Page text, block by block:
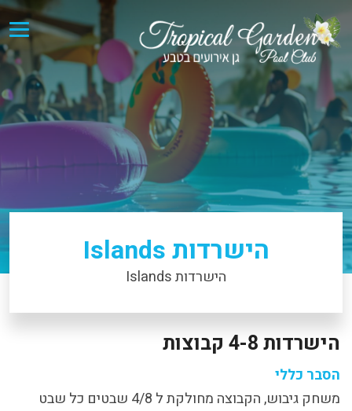
×
הישרדות Islands
הישרדות Islands
הישרדות 4-8 קבוצות
הסבר כללי
משחק גיבוש, הקבוצה מחולקת ל 4/8 שבטים כל שבט